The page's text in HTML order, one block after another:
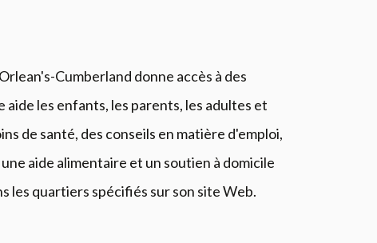
Cumberland donne accès à des
les enfants, les parents, les adultes et
de santé, des conseils en matière d'emploi,
aide alimentaire et un soutien à domicile
les quartiers spécifiés sur son site Web.